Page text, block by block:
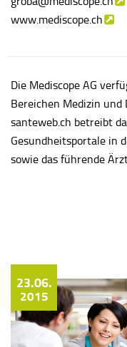
www.mediscope.ch
Die Mediscope AG
Bereichen Medizin und
santeweb.ch betreibt
Gesundheitsportale in
sowie das führende
23.06.
2015